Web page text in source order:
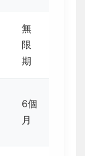
無
限
期
6個
月